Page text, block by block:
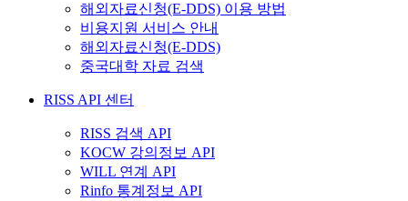
해외자료신청(E-DDS) 이용 방법
비용지원 서비스 안내
해외자료신청(E-DDS)
중국대학 자료 검색
RISS API 센터
RISS 검색 API
KOCW 강의정보 API
WILL 연계 API
Rinfo 통계정보 API